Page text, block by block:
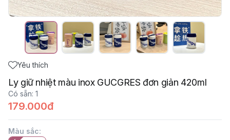
Yêu thích
Ly giữ nhiệt màu inox GUCGRES đơn giản 420ml
Có sẵn: 1
179.000đ
Màu sắc: